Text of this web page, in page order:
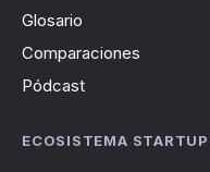
Glosario
Comparaciones
Pódcast
ECOSISTEMA STARTUP